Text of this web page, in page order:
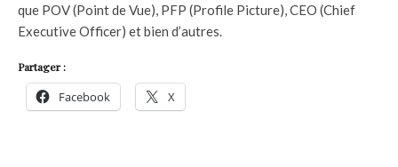
que POV (Point de Vue), PFP (Profile Picture), CEO (Chief
Executive Officer) et bien d’autres.
Partager :
Facebook X